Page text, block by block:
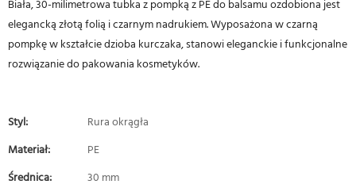
Biała, 30-milimetrowa tubka z pompką z PE do balsamu ozdobiona jest
elegancką złotą folią i czarnym nadrukiem. Wyposażona w czarną
pompkę w kształcie dzioba kurczaka, stanowi eleganckie i funkcjonalne
rozwiązanie do pakowania kosmetyków.
Styl:
Rura okrągła
Materiał:
PE
Średnica:
30 mm